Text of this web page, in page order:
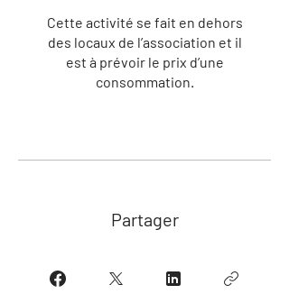
Cette activité se fait en dehors
des locaux de l’association et il
est à prévoir le prix d’une
consommation.
Partager